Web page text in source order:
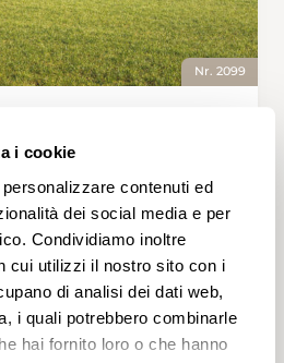
i cookie
contenuti ed
dei social media e per
Condividiamo inoltre
cui utilizzi il nostro sito con i
di analisi dei dati web,
i quali potrebbero combinarle
hai fornito loro o che hanno
Nr. 2099
den Freibergen
der Schweiz und
sich der Doubs durch die
Reliefs, reich an
Landschaften,
von Montfaucon
gibt. Das erste
durch Les Enfers –
Name, hinter dem sich
12,3 km Media